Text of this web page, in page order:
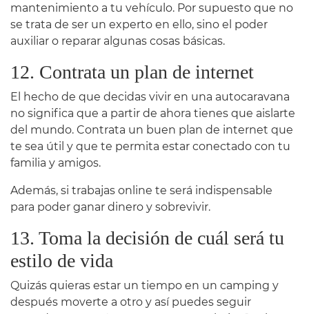
mantenimiento a tu vehículo. Por supuesto que no
se trata de ser un experto en ello, sino el poder
auxiliar o reparar algunas cosas básicas.
12. Contrata un plan de internet
El hecho de que decidas vivir en una autocaravana
no significa que a partir de ahora tienes que aislarte
del mundo. Contrata un buen plan de internet que
te sea útil y que te permita estar conectado con tu
familia y amigos.
Además, si trabajas online te será indispensable
para poder ganar dinero y sobrevivir.
13. Toma la decisión de cuál será tu
estilo de vida
Quizás quieras estar un tiempo en un camping y
después moverte a otro y así puedes seguir